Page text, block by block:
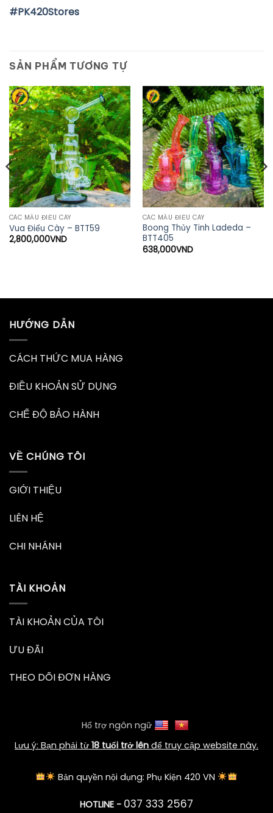
#PK420Stores
SẢN PHẨM TƯƠNG TỰ
CÁC MẪU ĐIẾU CÀY
Vua Điếu Cày – BTT59
2,800,000VND
CÁC MẪU ĐIẾU CÀY
Boong Thủy Tinh Ladeda –
BTT405
638,000VND
HƯỚNG DẪN
CÁCH THỨC MUA HÀNG
ĐIỀU KHOẢN SỬ DỤNG
CHẾ ĐỘ BẢO HÀNH
VỀ CHÚNG TÔI
GIỚI THIỆU
LIÊN HỆ
CHI NHÁNH
TÀI KHOẢN
TÀI KHOẢN CỦA TÔI
ƯU ĐÃI
THEO DÕI ĐƠN HÀNG
Hổ trợ ngôn ngữ
Lưu ý: Bạn phải từ 18 tuổi trở lên để truy cập website này.
Bản quyền nội dụng: Phụ Kiện 420 VN
HOTLINE - 037 333 2567